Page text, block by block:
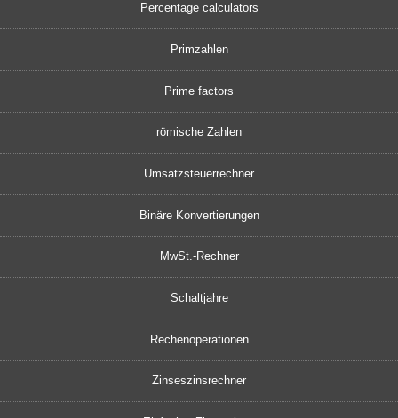
Percentage calculators
Primzahlen
Prime factors
römische Zahlen
Umsatzsteuerrechner
Binäre Konvertierungen
MwSt.-Rechner
Schaltjahre
Rechenoperationen
Zinseszinsrechner